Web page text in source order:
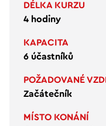
DÉLKA KURZU
4 hodiny
KAPACITA
6 účastníků
POŽADOVANÉ
Začátečník
MÍSTO KONÁNÍ